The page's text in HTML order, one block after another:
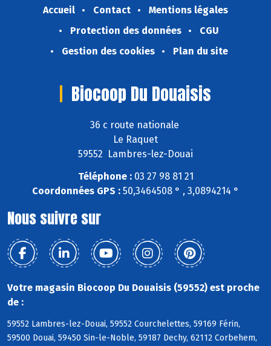
Accueil Contact
Mentions légales
Protection des données
CGU
Gestion des cookies
Plan du site
Biocoop Du Douaisis
36 c route nationale
Le Raquet
59552 Lambres-lez-Douai
Téléphone :03 27 98 81 21
Coordonnées GPS : 50,3464508 ° , 3,0894214 °
Nous suivre sur
Votre magasin Biocoop Du Douaisis (59552) est proche
de :
59552 Lambres-lez-Douai, 59552 Courchelettes, 59169 Férin,
59500 Douai, 59450 Sin-le-Noble, 59187 Dechy, 62112 Corbehem,